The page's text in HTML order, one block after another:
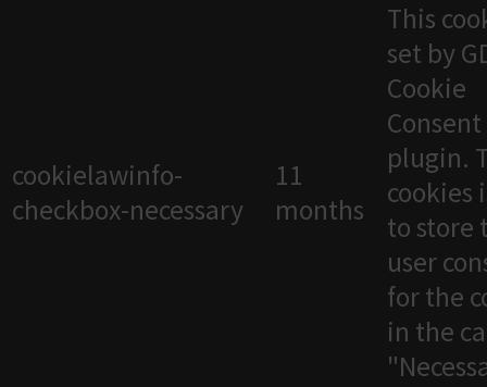
cookielawinfo-
checkbox-necessary
11
months
This
set by
Cookie
Consent
plugin.
cookies
to store
user
for the
in the